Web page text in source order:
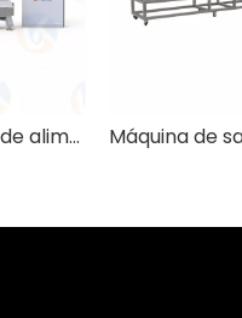
Máquina industrial de alimentos extrusora de doble tornillo